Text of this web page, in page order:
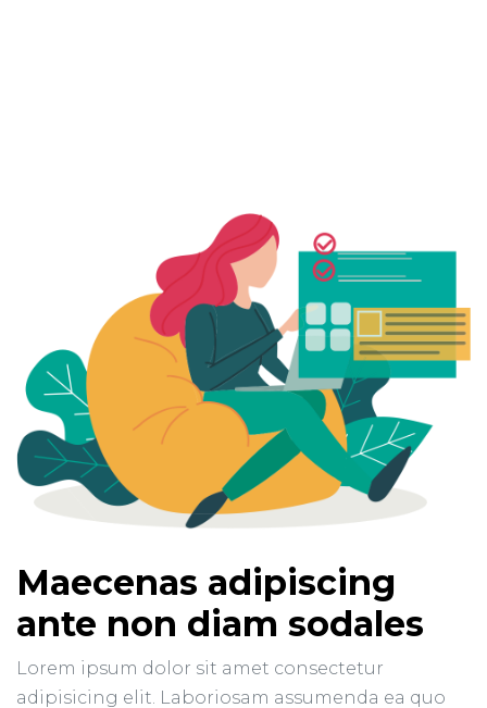
Maecenas adipiscing
ante non diam sodales
Lorem ipsum dolor sit amet consectetur
adipisicing elit. Laboriosam assumenda ea quo